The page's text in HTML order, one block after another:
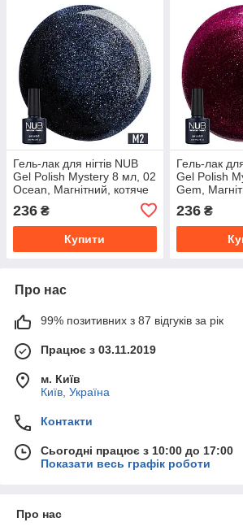
Гель-лак для нігтів NUB
Gel Polish Mystery 8 мл, 02
Ocean, Магнітний, котяче
236 ₴
Купити
Гель-лак
Gel Polish
Gem,
236₴
Про нас
99% позитивних з 87 відгуків за рік
Працює з 03.11.2019
м. Київ
Київ, Україна
Контакти
Сьогодні працює з 10:00 до 17:00
Показати весь графік роботи
Про нас